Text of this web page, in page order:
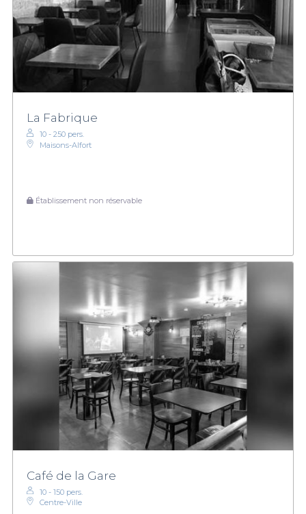
La Fabrique
10 - 250 pers.
Maisons-Alfort
Établissement non réservable
Café de la Gare
10 - 150 pers.
Centre-Ville